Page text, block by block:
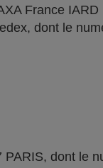
France IARD
dont le
dont le